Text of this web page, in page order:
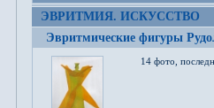
ЭВРИТМИЯ. ИСКУССТВО
Эвритмические фигуры
14 фото,